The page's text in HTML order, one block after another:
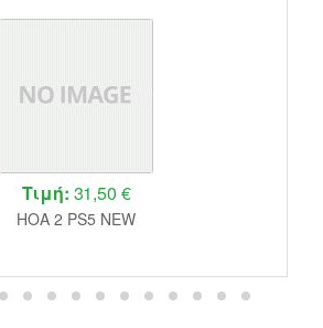
Τιμή: 31,50 €
HOA 2 PS5 NEW